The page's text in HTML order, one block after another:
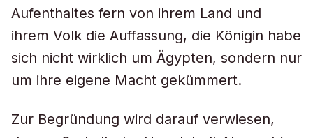
Aufenthaltes fern von ihrem Land und
ihrem Volk die Auffassung, die Königin habe
sich nicht wirklich um Ägypten, sondern nur
um ihre eigene Macht gekümmert.
Zur Begründung wird darauf verwiesen,